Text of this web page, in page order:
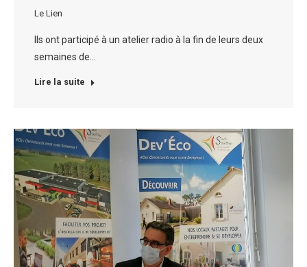
Le Lien
Ils ont participé à un atelier radio à la fin de leurs deux
semaines de…
Lire la suite